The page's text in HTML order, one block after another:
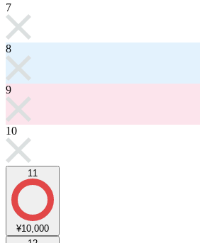
7
8
9
10
11
¥10,000